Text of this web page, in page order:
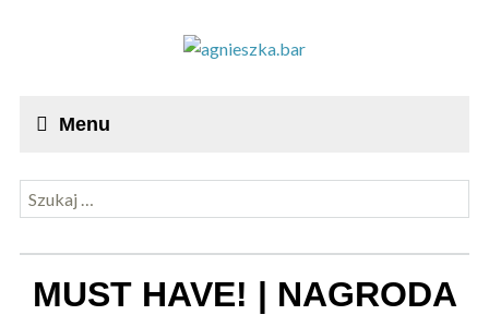
Menu
Szukaj:
MUST HAVE! | NAGRODA